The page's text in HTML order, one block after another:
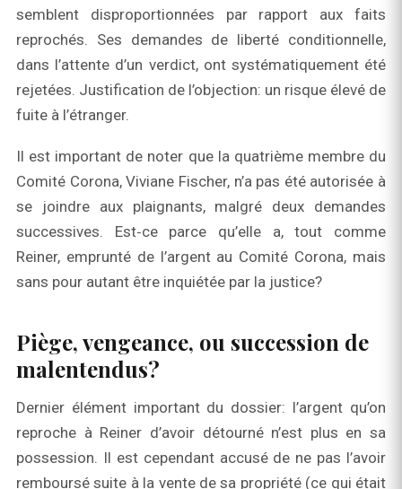
semblent disproportionnées par rapport aux faits
reprochés. Ses demandes de liberté conditionnelle,
dans l’attente d’un verdict, ont systématiquement été
rejetées. Justification de l’objection: un risque élevé de
fuite à l’étranger.
Il est important de noter que la quatrième membre du
Comité Corona, Viviane Fischer, n’a pas été autorisée à
se joindre aux plaignants, malgré deux demandes
successives. Est‑ce parce qu’elle a, tout comme
Reiner, emprunté de l’argent au Comité Corona, mais
sans pour autant être inquiétée par la justice?
Piège, vengeance, ou succession de
malentendus?
Dernier élément important du dossier: l’argent qu’on
reproche à Reiner d’avoir détourné n’est plus en sa
possession. Il est cependant accusé de ne pas l’avoir
remboursé suite à la vente de sa propriété (ce qui était